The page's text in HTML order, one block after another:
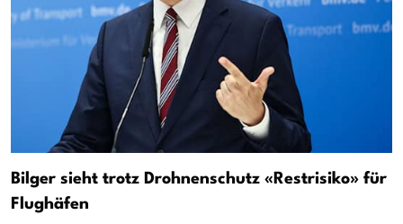
Bilger sieht trotz Drohnenschutz «Restrisiko» für
Flughäfen